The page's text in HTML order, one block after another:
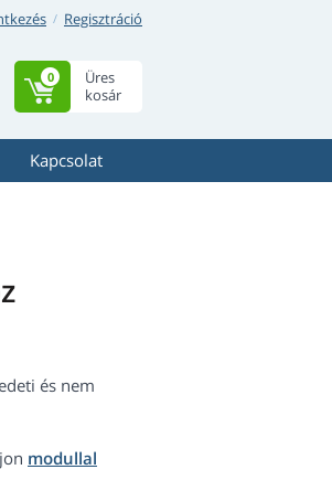
Regisztráció
Üres
kosár
0
Kapcsolat
és nem
modullal